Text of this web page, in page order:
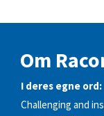
Om
I deres egne ord:
Challenging and